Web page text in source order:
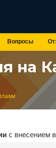
Вопросы
на
с внесением